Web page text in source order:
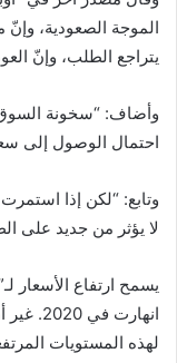
الموجة الصعودية،
يتراجع الطلب، وإنّ العودة إلى سعر 100
وأضاف: “سخونة السوق
احتمال الوصول إلى سعر 100
لا يؤثر من جديد على
يسمح ارتفاع الأسعار
انهارت
لهذه المستويات